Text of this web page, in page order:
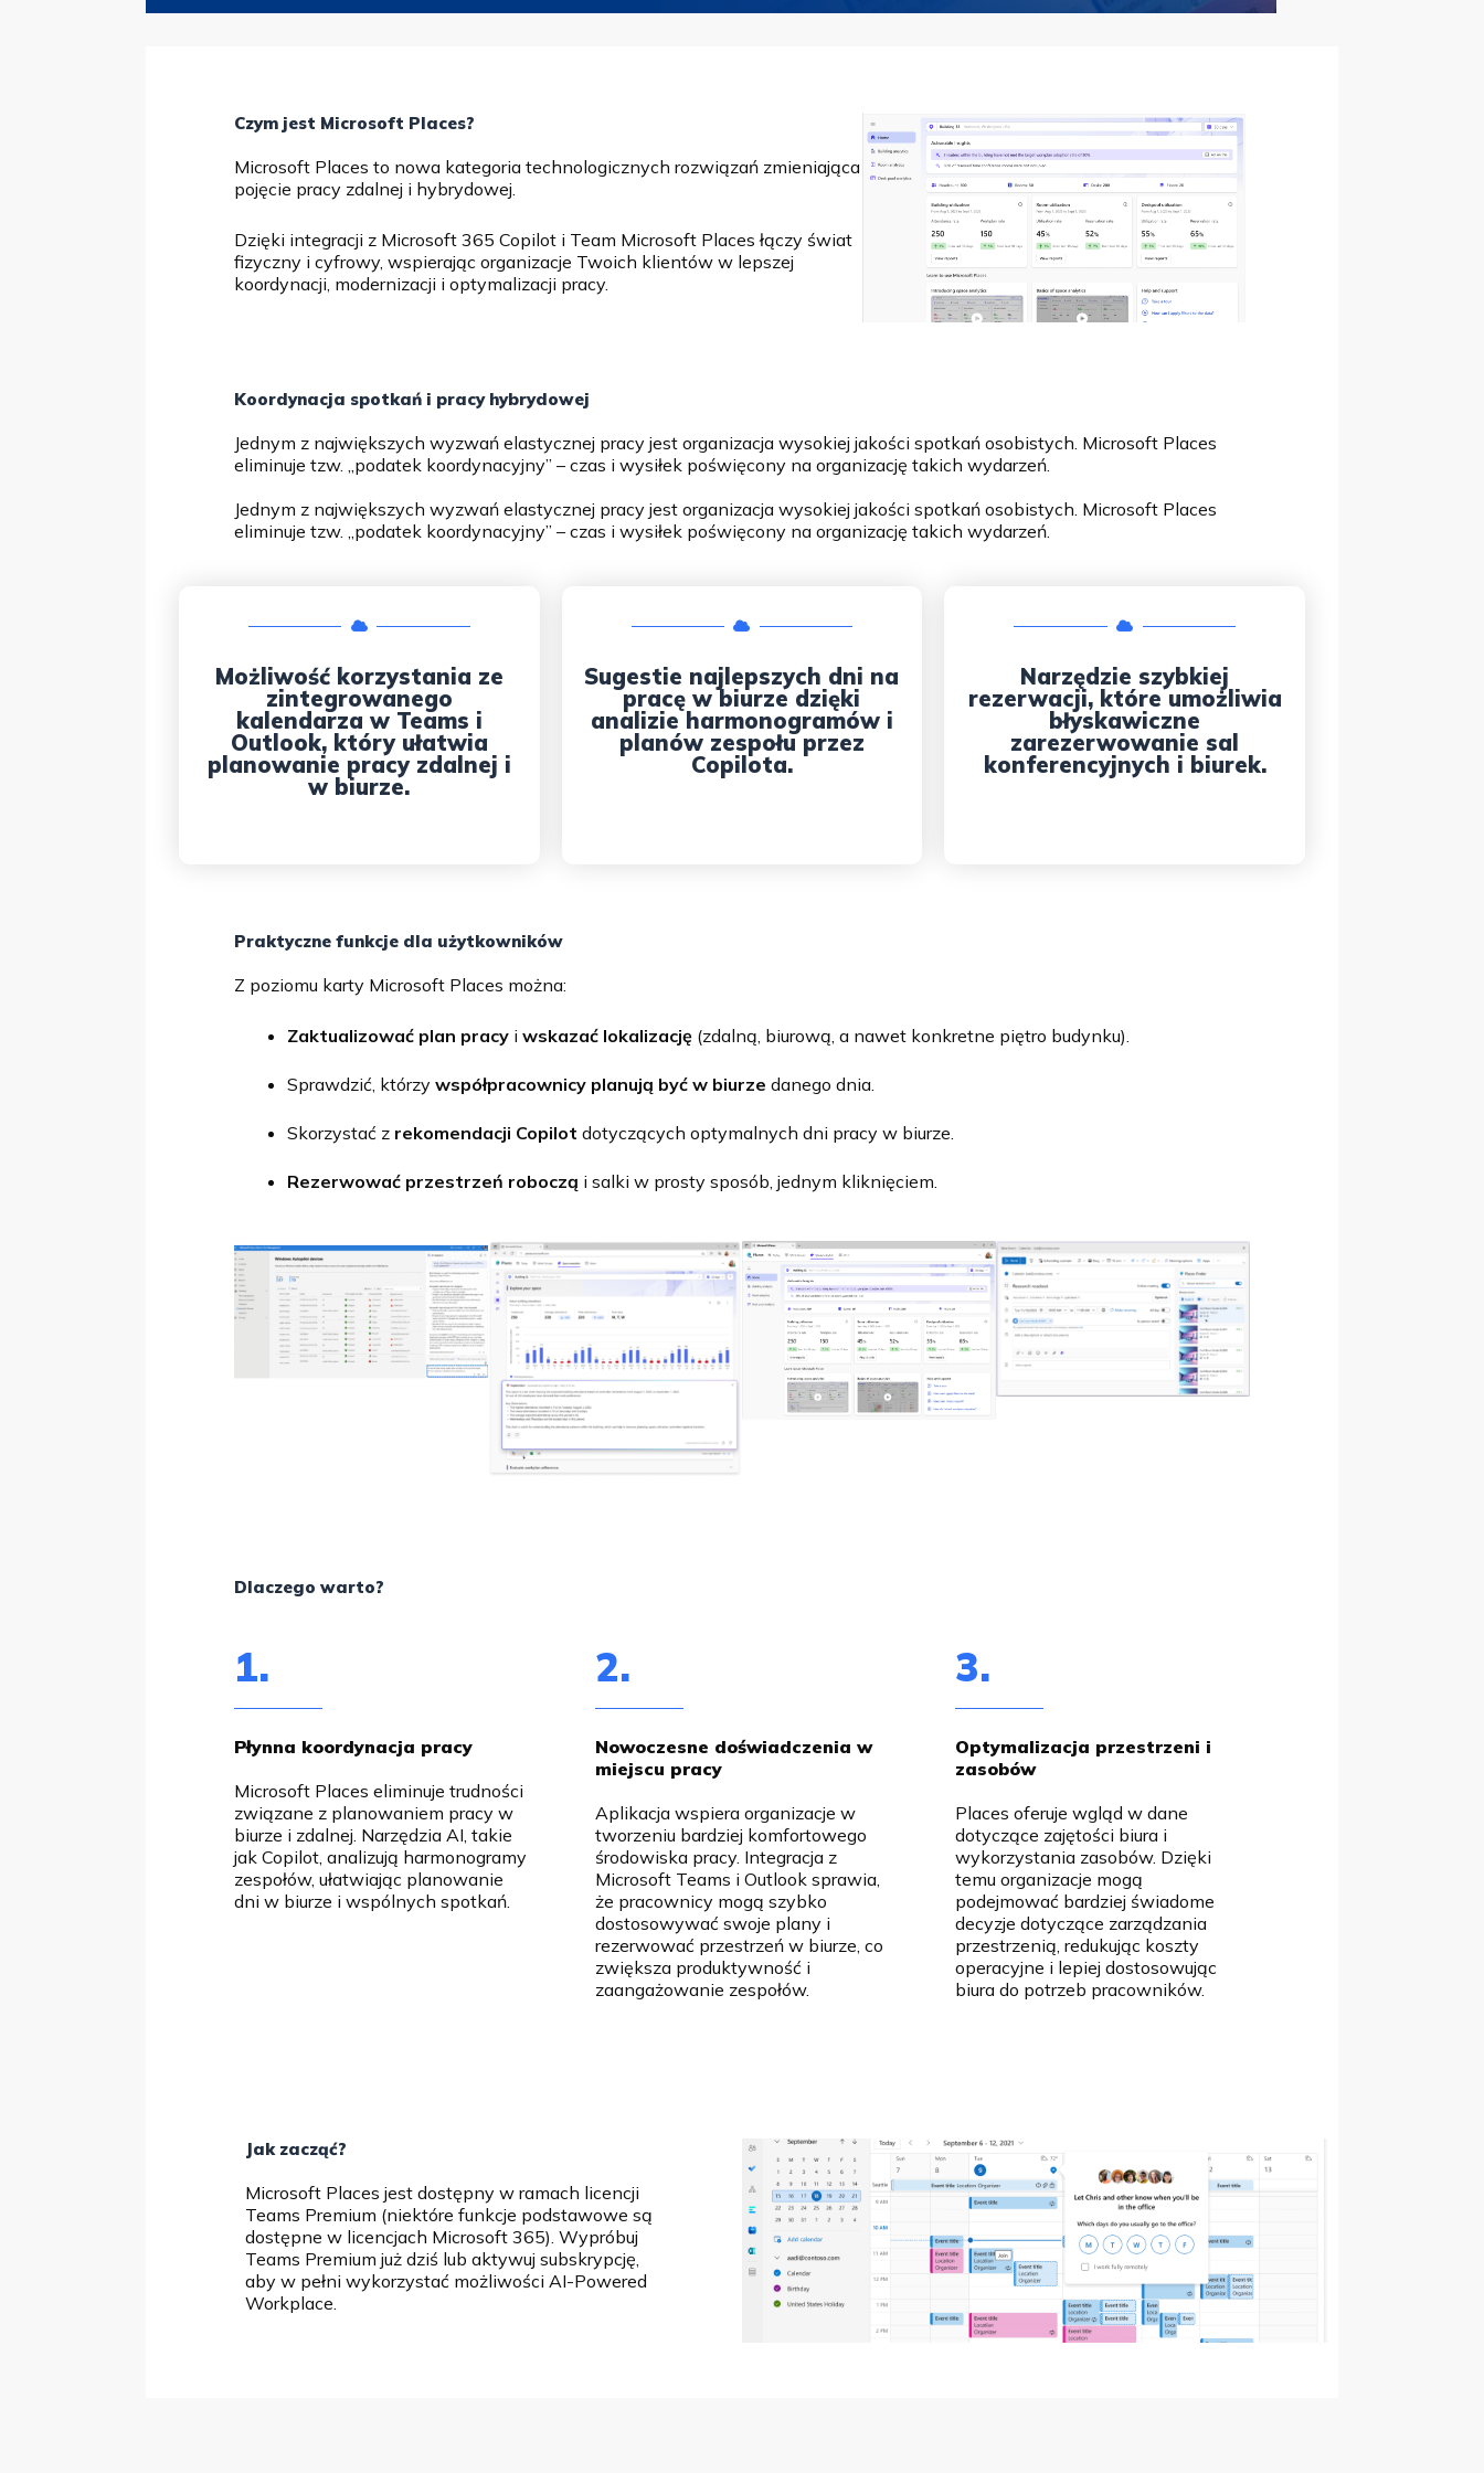
Czym jest Microsoft Places?
Microsoft Places to nowa kategoria technologicznych rozwiązań zmieniająca
pojęcie pracy zdalnej i hybrydowej.
Dzięki integracji z Microsoft 365 Copilot i Team Microsoft Places łączy świat
fizyczny i cyfrowy, wspierając organizacje Twoich klientów w lepszej
koordynacji, modernizacji i optymalizacji pracy.
Koordynacja spotkań i pracy hybrydowej
Jednym z największych wyzwań elastycznej pracy jest organizacja wysokiej jakości spotkań osobistych. Microsoft Places
eliminuje tzw. „podatek koordynacyjny” – czas i wysiłek poświęcony na organizację takich wydarzeń.
Jednym z największych wyzwań elastycznej pracy jest organizacja wysokiej jakości spotkań osobistych. Microsoft Places
eliminuje tzw. „podatek koordynacyjny” – czas i wysiłek poświęcony na organizację takich wydarzeń.
Możliwość korzystania ze
zintegrowanego
kalendarza w Teams i
Outlook, który ułatwia
planowanie pracy zdalnej i
w biurze.
Sugestie najlepszych dni na
pracę w biurze dzięki
analizie harmonogramów i
planów zespołu przez
Copilota.
Narzędzie szybkiej
rezerwacji, które umożliwia
błyskawiczne
zarezerwowanie sal
konferencyjnych i biurek.
Praktyczne funkcje dla użytkowników
Z poziomu karty Microsoft Places można:
Zaktualizować plan pracy i wskazać lokalizację (zdalną, biurową, a nawet konkretne piętro budynku).
Sprawdzić, którzy współpracownicy planują być w biurze danego dnia.
Skorzystać z rekomendacji Copilot dotyczących optymalnych dni pracy w biurze.
Rezerwować przestrzeń roboczą i salki w prosty sposób, jednym kliknięciem.
Dlaczego warto?
1.
Płynna koordynacja pracy
Microsoft Places eliminuje trudności
związane z planowaniem pracy w
biurze i zdalnej. Narzędzia AI, takie
jak Copilot, analizują harmonogramy
zespołów, ułatwiając planowanie
dni w biurze i wspólnych spotkań.
2.
Nowoczesne doświadczenia w
miejscu pracy
Aplikacja wspiera organizacje w
tworzeniu bardziej komfortowego
środowiska pracy. Integracja z
Microsoft Teams i Outlook sprawia,
że pracownicy mogą szybko
dostosowywać swoje plany i
rezerwować przestrzeń w biurze, co
zwiększa produktywność i
zaangażowanie zespołów.
3.
Optymalizacja przestrzeni i
zasobów
Places oferuje wgląd w dane
dotyczące zajętości biura i
wykorzystania zasobów. Dzięki
temu organizacje mogą
podejmować bardziej świadome
decyzje dotyczące zarządzania
przestrzenią , redukując koszty
operacyjne i lepiej dostosowując
biura do potrzeb pracowników.
Jak zacząć?
Microsoft Places jest dostępny w ramach licencji
Teams Premium (niektóre funkcje podstawowe są
dostępne w licencjach Microsoft 365). Wypróbuj
Teams Premium już dziś lub aktywuj subskrypcję,
aby w pełni wykorzystać możliwości AI-Powered
Workplace.